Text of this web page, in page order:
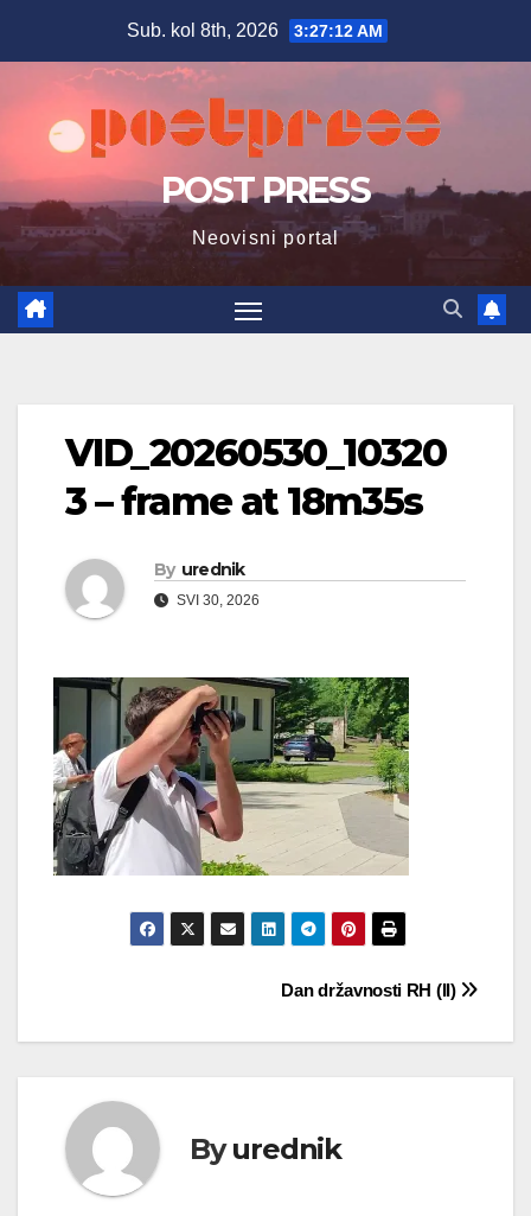
Sub. kol 8th, 2026 3:27:13 AM
POST PRESS
Neovisni portal
VID_20260530_10320
3 – frame at 18m35s
By urednik
SVI 30, 2026
objava
Dan državnosti RH (II)
Byurednik